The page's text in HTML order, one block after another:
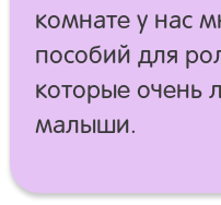
комнате у нас
пособий для
которые очень
малыши.